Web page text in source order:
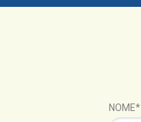
NOME*